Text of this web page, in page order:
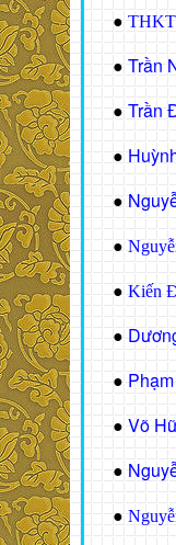
● THKT
● Trần
● Trần
●
●
●
● Kiến
●
●
● Võ
●
●